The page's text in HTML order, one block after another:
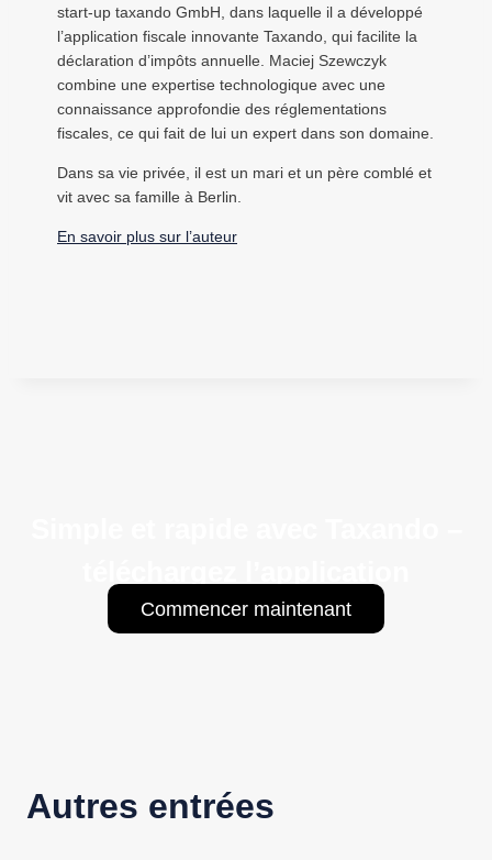
start-up taxando GmbH, dans laquelle il a développé
l’application fiscale innovante Taxando, qui facilite la
déclaration d’impôts annuelle. Maciej Szewczyk
combine une expertise technologique avec une
connaissance approfondie des réglementations
fiscales, ce qui fait de lui un expert dans son domaine.
Dans sa vie privée, il est un mari et un père comblé et
vit avec sa famille à Berlin.
En savoir plus sur l’auteur
Commencer maintenant
Autres entrées